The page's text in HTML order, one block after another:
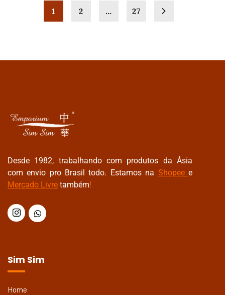
1 2 … 27
Desde 1982, trabalhando com produtos da Ásia
com envio pro Brasil todo. Estamos na Shopee e
Mercado Livre também!
Sim Sim
Home